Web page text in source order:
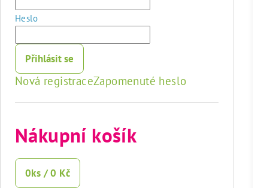
Heslo
Přihlásit se
Nová registraceZapomenuté heslo
Nákupní košík
0ks /0 Kč